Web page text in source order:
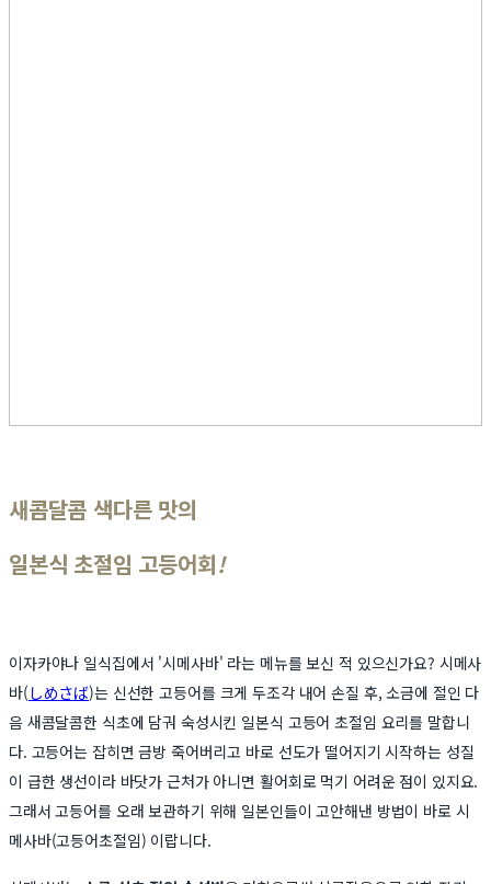
새콤달콤 색다른 맛의
일본식 초절임 고등어회!
이자카야나 일식집에서 '시메사바' 라는 메뉴를 보신 적 있으신가요? 시메사
바( しめさば)는 신선한 고등어를 크게 두조각 내어 손질 후, 소금에 절인 다
음 새콤달콤한 식초에 담궈 숙성시킨 일본식 고등어 초절임 요리를 말합니
다. 고등어는 잡히면 금방 죽어버리고 바로 선도가 떨어지기 시작하는 성질
이 급한 생선이라 바닷가 근처가 아니면 활어회로 먹기 어려운 점이 있지요.
그래서 고등어를 오래 보관하기 위해 일본인들이 고안해낸 방법이 바로 시
메사바(고등어초절임) 이랍니다.